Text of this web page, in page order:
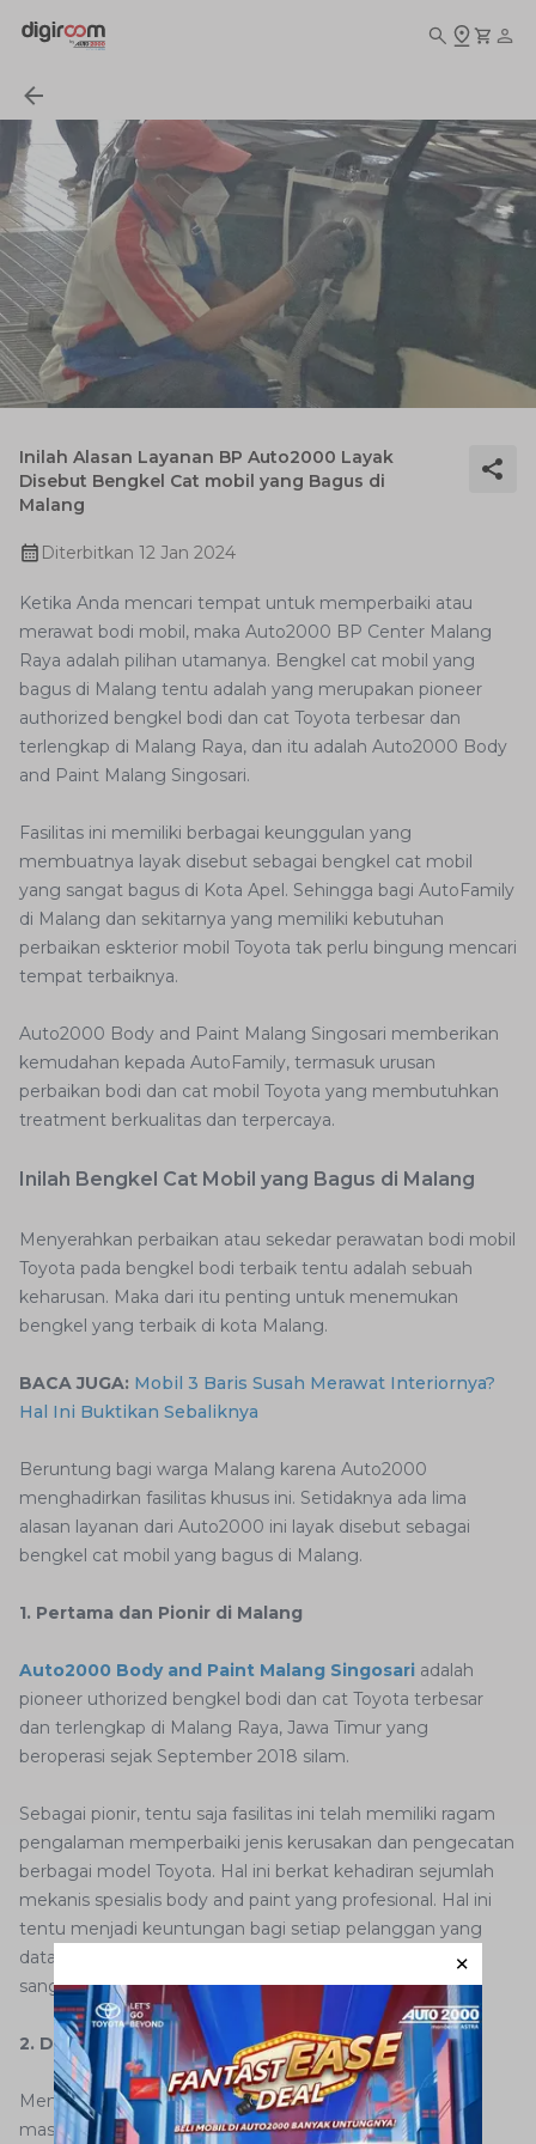
Inilah Alasan Layanan BP Auto2000 Layak
Disebut Bengkel Cat mobil yang Bagus di
Malang
Diterbitkan 12 Jan 2024
Ketika Anda mencari tempat untuk memperbaiki atau
merawat bodi mobil, maka Auto2000 BP Center Malang
Raya adalah pilihan utamanya. Bengkel cat mobil yang
bagus di Malang tentu adalah yang merupakan pioneer
authorized bengkel bodi dan cat Toyota terbesar dan
terlengkap di Malang Raya, dan itu adalah Auto2000 Body
and Paint Malang Singosari.
Fasilitas ini memiliki berbagai keunggulan yang
membuatnya layak disebut sebagai bengkel cat mobil
yang sangat bagus di Kota Apel. Sehingga bagi AutoFamily
di Malang dan sekitarnya yang memiliki kebutuhan
perbaikan eskterior mobil Toyota tak perlu bingung mencari
tempat terbaiknya.
Auto2000 Body and Paint Malang Singosari memberikan
kemudahan kepada AutoFamily, termasuk urusan
perbaikan bodi dan cat mobil Toyota yang membutuhkan
treatment berkualitas dan terpercaya.
Inilah Bengkel Cat Mobil yang Bagus di Malang
Menyerahkan perbaikan atau sekedar perawatan bodi mobil
Toyota pada bengkel bodi terbaik tentu adalah sebuah
keharusan. Maka dari itu penting untuk menemukan
bengkel yang terbaik di kota Malang.
BACA JUGA: Mobil 3 Baris Susah Merawat Interiornya?
Hal Ini Buktikan Sebaliknya
Beruntung bagi warga Malang karena Auto2000
menghadirkan fasilitas khusus ini. Setidaknya ada lima
alasan layanan dari Auto2000 ini layak disebut sebagai
bengkel cat mobil yang bagus di Malang.
1. Pertama dan Pionir di Malang
Auto2000 Body and Paint Malang Singosari adalah
pioneer uthorized bengkel bodi dan cat Toyota terbesar
dan terlengkap di Malang Raya, Jawa Timur yang
beroperasi sejak September 2018 silam.
Sebagai pionir, tentu saja fasilitas ini telah memiliki ragam
pengalaman memperbaiki jenis kerusakan dan pengecatan
berbagai model Toyota. Hal ini berkat kehadiran sejumlah
mekanis spesialis body and paint yang profesional. Hal ini
tentu menjadi keuntungan bagi setiap pelanggan yang
datang, karena mobilnya sudah pasti ditangani dengan
sangat baik.
2. Daya Tampung Ratusan Unit Mobil
Memahami akan kebutuhan yang sangat tinggi
masyarakat Malang terhadap perbaikan eksterior mobil